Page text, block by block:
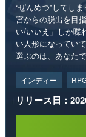
“ぜんめつ”してし
宮からの脱出を目
い/いいえ」しか喋
い人形になってい
選ぶのは、あなたで
インディー
リリース日：